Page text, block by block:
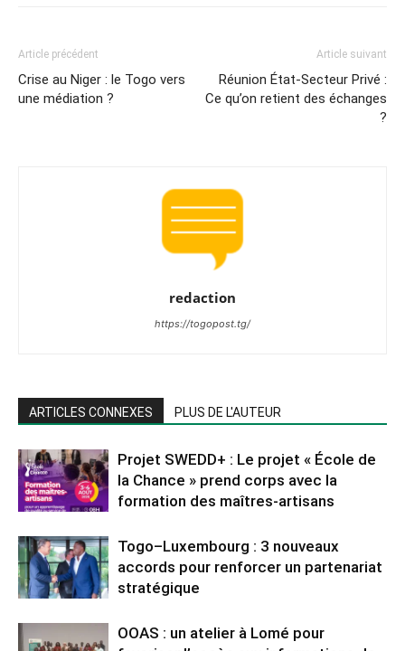
Article précédent
Crise au Niger : le Togo vers
une médiation ?
Article suivant
Réunion État-Secteur Privé :
Ce qu’on retient des échanges
?
redaction
https://togopost.tg/
ARTICLES CONNEXES PLUS DE L'AUTEUR
Projet SWEDD+ : Le projet « École de
la Chance » prend corps avec la
formation des maîtres-artisans
Togo–Luxembourg : 3 nouveaux
accords pour renforcer un partenariat
stratégique
OOAS : un atelier à Lomé pour